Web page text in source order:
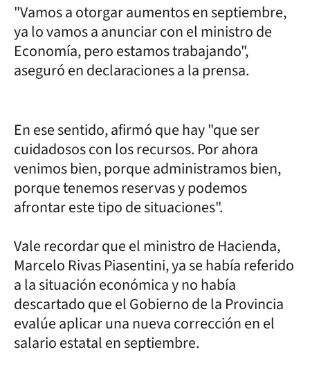
"Vamos a otorgar aumentos en septiembre,
ya lo vamos a anunciar con el ministro de
Economía, pero estamos trabajando",
aseguró en declaraciones a la prensa.
En ese sentido, afirmó que hay "que ser
cuidadosos con los recursos. Por ahora
venimos bien, porque administramos bien,
porque tenemos reservas y podemos
afrontar este tipo de situaciones".
Vale recordar que el ministro de Hacienda,
Marcelo Rivas Piasentini, ya se había referido
a la situación económica y no había
descartado que el Gobierno de la Provincia
evalúe aplicar una nueva corrección en el
salario estatal en septiembre.